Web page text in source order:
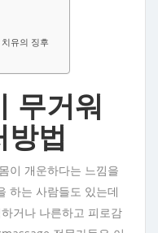
유의 징후
무거워
법
이 개운하다는 느낌을
하는 사람들도 있는데
거나 나른하고 피로감